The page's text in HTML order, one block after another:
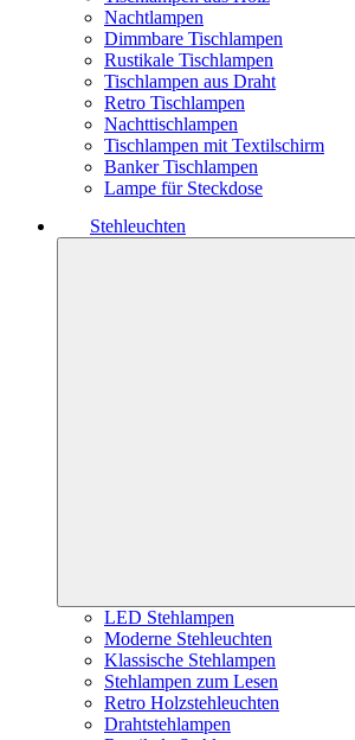
Nachtlampen
Dimmbare Tischlampen
Rustikale Tischlampen
Tischlampen aus Draht
Retro Tischlampen
Nachttischlampen
Tischlampen mit Textilschirm
Banker Tischlampen
Lampe für Steckdose
Stehleuchten
LED Stehlampen
Moderne Stehleuchten
Klassische Stehlampen
Stehlampen zum Lesen
Retro Holzstehleuchten
Drahtstehlampen